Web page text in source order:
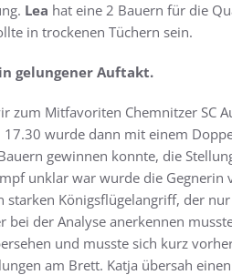
Lea hat eine 2 Bauern für die
in trockenen Tüchern sein.
gelungener Auftakt.
zum Mitfavoriten Chemnitzer SC
wurde dann mit einem
gewinnen konnte, die
unklar war wurde die Gegnerin
starken Königsflügelangriff, der
bei der Analyse anerkennen
und musste sich kurz
am Brett. Katja übersah